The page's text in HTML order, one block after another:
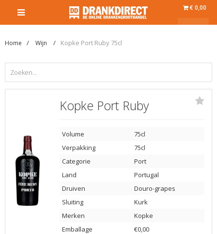
€ 0,00
Home Wijn Kopke Port Ruby 75cl
Kopke Port Ruby
Volume
75cl
Verpakking
75cl
Categorie
Port
Land
Portugal
Druiven
Douro-grapes
Sluiting
Kurk
Merken
Kopke
Emballage
€0,00